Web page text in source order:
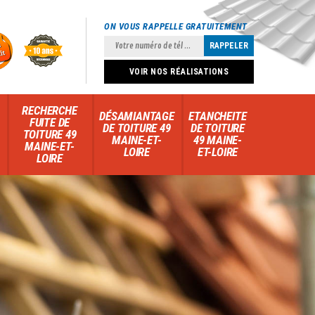
ON VOUS RAPPELLE GRATUITEMENT
VOIR NOS RÉALISATIONS
RECHERCHE
FUITE DE
TOITURE 49
MAINE-ET-
LOIRE
DÉSAMIANTAGE
DE TOITURE 49
MAINE-ET-
LOIRE
ETANCHEITE
DE TOITURE
49 MAINE-
ET-LOIRE